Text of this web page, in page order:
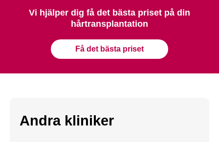
Vi hjälper dig få det bästa priset på din
hårtransplantation
Få det bästa priset
Andra kliniker